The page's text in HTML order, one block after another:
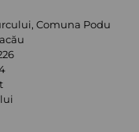
Comuna Podu